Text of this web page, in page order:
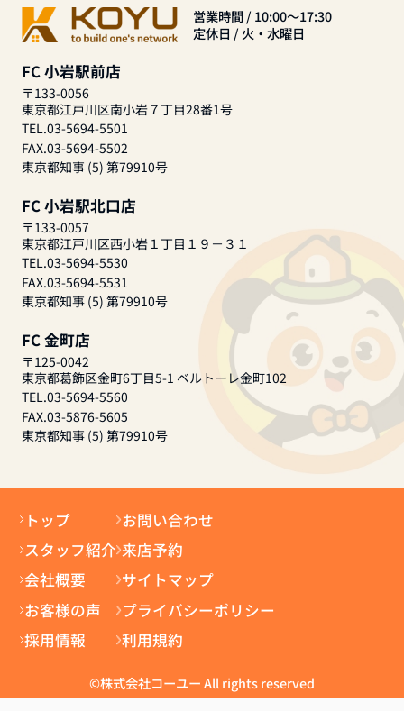
営業時間 / 10:00～17:30
定休日 / 火・水曜日
FC 小岩駅前店
〒133-0056
東京都江戸川区南小岩７丁目28番1号
TEL.03-5694-5501
FAX.03-5694-5502
東京都知事 (5) 第79910号
FC 小岩駅北口店
〒133-0057
東京都江戸川区西小岩１丁目１９－３１
TEL.03-5694-5530
FAX.03-5694-5531
東京都知事 (5) 第79910号
FC 金町店
〒125-0042
東京都葛飾区金町6丁目5-1 ベルトーレ金町102
TEL.03-5694-5560
FAX.03-5876-5605
東京都知事 (5) 第79910号
トップ
スタッフ紹介
会社概要
お客様の声
採用情報
お問い合わせ
来店予約
サイトマップ
プライバシーポリシー
利用規約
©株式会社コーユー All rights reserved